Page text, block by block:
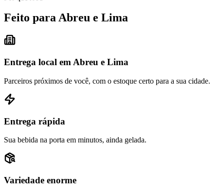
Feito para Abreu e Lima
Entrega local em Abreu e Lima
Parceiros próximos de você, com o estoque certo para a sua cidade.
Entrega rápida
Sua bebida na porta em minutos, ainda gelada.
Variedade enorme